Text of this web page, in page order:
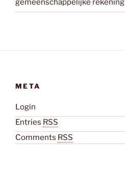
gemeenschappelijke rekening
META
Login
Entries RSS
Comments RSS